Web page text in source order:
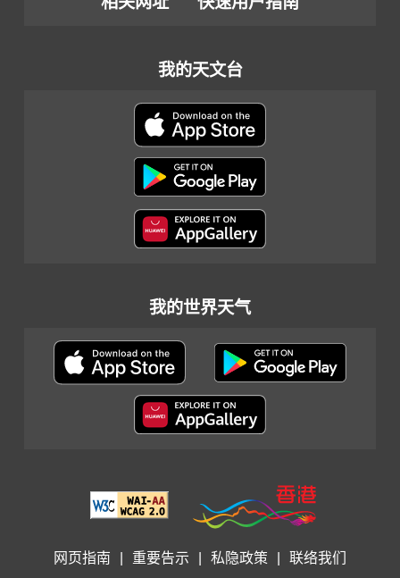
我的天文台
我的世界天气
网页指南 重要告示 私隐政策 联络我们